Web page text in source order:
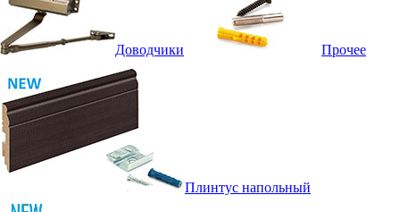
Доводчики Прочее
Плинтус напольный